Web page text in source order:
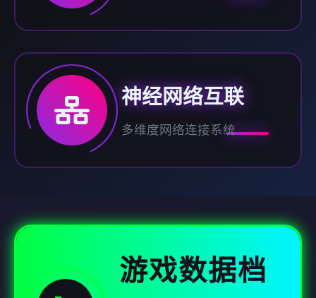
神经网络互联
多维度网络连接系统
游戏数据档